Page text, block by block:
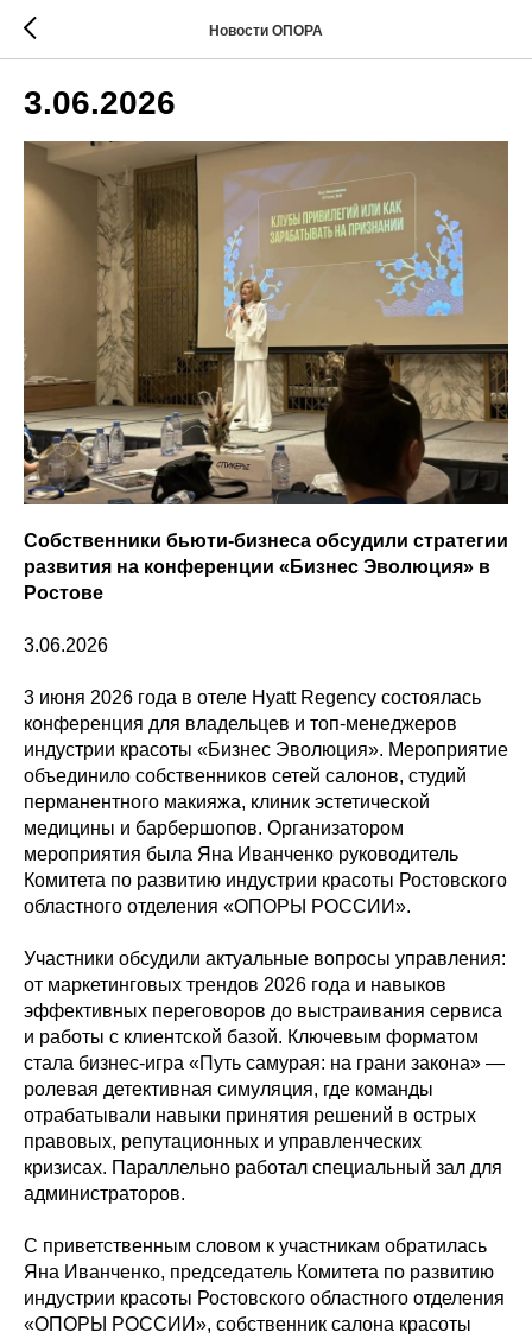
Новости ОПОРА
3.06.2026
Собственники бьюти-бизнеса обсудили стратегии
развития на конференции «Бизнес Эволюция» в
Ростове
3.06.2026
3 июня 2026 года в отеле Hyatt Regency состоялась
конференция для владельцев и топ-менеджеров
индустрии красоты «Бизнес Эволюция». Мероприятие
объединило собственников сетей салонов, студий
перманентного макияжа, клиник эстетической
медицины и барбершопов. Организатором
мероприятия была Яна Иванченко руководитель
Комитета по развитию индустрии красоты Ростовского
областного отделения «ОПОРЫ РОССИИ».
Участники обсудили актуальные вопросы управления:
от маркетинговых трендов 2026 года и навыков
эффективных переговоров до выстраивания сервиса
и работы с клиентской базой. Ключевым форматом
стала бизнес-игра «Путь самурая: на грани закона» —
ролевая детективная симуляция, где команды
отрабатывали навыки принятия решений в острых
правовых, репутационных и управленческих
кризисах. Параллельно работал специальный зал для
администраторов.
С приветственным словом к участникам обратилась
Яна Иванченко, председатель Комитета по развитию
индустрии красоты Ростовского областного отделения
«ОПОРЫ РОССИИ», собственник салона красоты